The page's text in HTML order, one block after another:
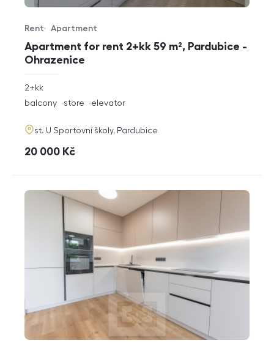
Apartment for rent 2+kk 59 m², Pardubice -
Ohrazenice
Offer type
Rent
Property type
Apartment
rozměry
disposition
2+kk
funkce
balcony store elevator
adresa
st. U Sportovní školy, Pardubice
cena
20 000 Kč